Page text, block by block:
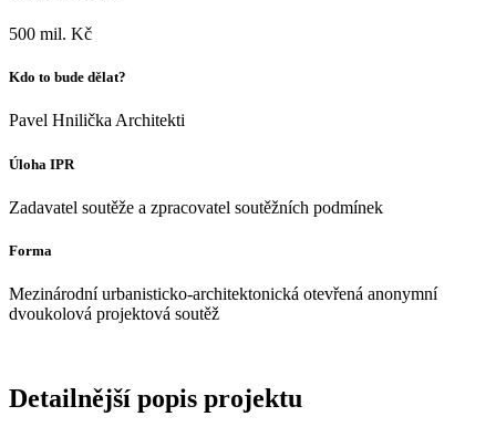
500 mil. Kč
Kdo to bude dělat?
Pavel Hnilička Architekti
Úloha IPR
Zadavatel soutěže a zpracovatel soutěžních podmínek
Forma
Mezinárodní urbanisticko-architektonická otevřená anonymní
dvoukolová projektová soutěž
Detailnější popis projektu